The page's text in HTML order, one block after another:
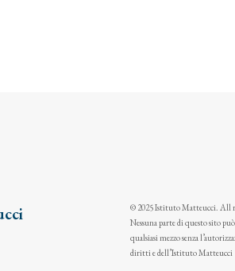
© 2025 Istituto Matteucci. All
Nessuna parte di questo sito
qualsiasi mezzo senza
diritti e dell’Istituto Matteucci